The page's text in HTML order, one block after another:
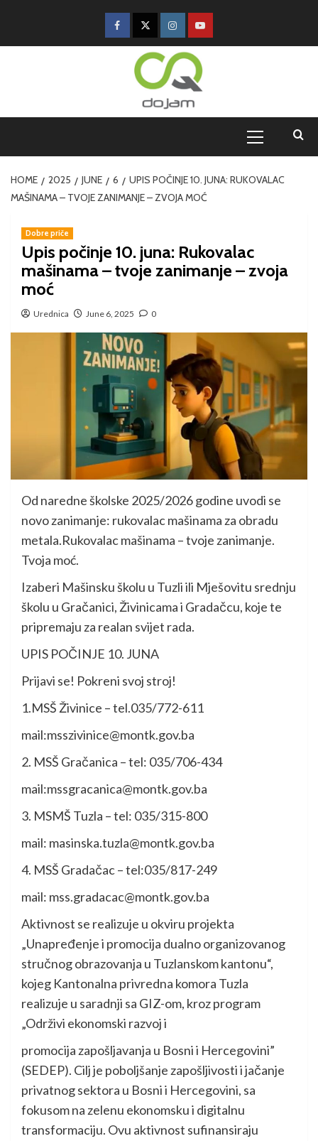
HOME 2025 JUNE 6
UPIS POČINJE 10. JUNA: RUKOVALAC
MAŠINAMA – TVOJE ZANIMANJE – ZVOJA MOĆ
Dobre priče
Upis počinje 10. juna: Rukovalac
mašinama – tvoje zanimanje – zvoja
moć
Urednica June 6, 2025 0
Od naredne školske 2025/2026 godine uvodi se
novo zanimanje: rukovalac mašinama za obradu
metala.Rukovalac mašinama – tvoje zanimanje.
Tvoja moć.
Izaberi Mašinsku školu u Tuzli ili Mješovitu srednju
školu u Gračanici, Živinicama i Gradačcu, koje te
pripremaju za realan svijet rada.
UPIS POČINJE 10. JUNA
Prijavi se! Pokreni svoj stroj!
1.MSŠ Živinice – tel.035/772-611
mail:msszivinice@montk.gov.ba
2. MSŠ Gračanica – tel: 035/706-434
mail:mssgracanica@montk.gov.ba
3. MSMŠ Tuzla – tel: 035/315-800
mail: masinska.tuzla@montk.gov.ba
4. MSŠ Gradačac – tel:035/817-249
mail: mss.gradacac@montk.gov.ba
Aktivnost se realizuje u okviru projekta
„Unapređenje i promocija dualno organizovanog
stručnog obrazovanja u Tuzlanskom kantonu“,
kojeg Kantonalna privredna komora Tuzla
realizuje u saradnji sa GIZ-om, kroz program
„Održivi ekonomski razvoj i
promocija zapošljavanja u Bosni i Hercegovini”
(SEDEP). Cilj je poboljšanje zapošljivosti i jačanje
privatnog sektora u Bosni i Hercegovini, sa
fokusom na zelenu ekonomsku i digitalnu
transformaciju. Ovu aktivnost sufinansiraju